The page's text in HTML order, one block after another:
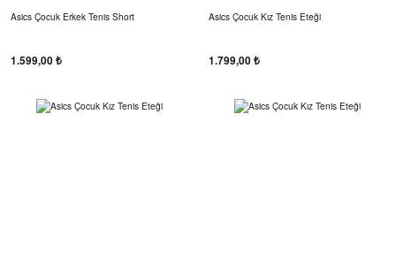
Asics Çocuk Erkek Tenis Short
1.599,00 ₺
Asics Çocuk Kız Tenis Eteği
1.799,00 ₺